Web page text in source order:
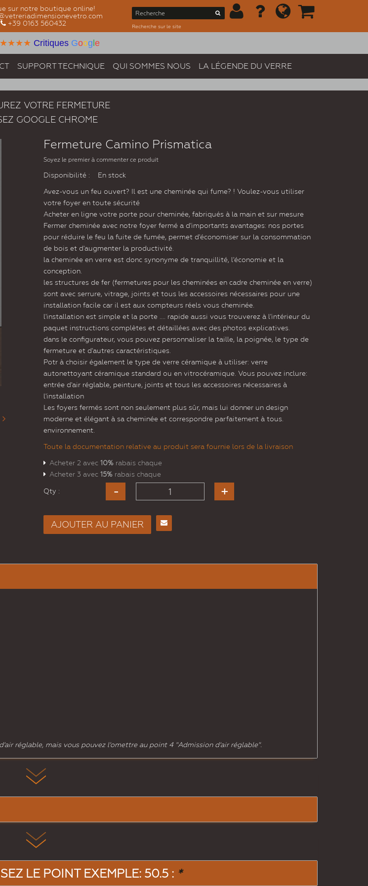
sur notre boutique online!
+39 0163 560432
Recherche sur le site
Critiques Goog e
SUPPORT TECHNIQUE QUI SOMMES NOUS LA LÉGENDE DU VERRE
VOTRE FERMETURE
GOOGLE CHROME
Fermeture Camino Prismatica
Soyez le premier à commenter ce produit
Disponibilité : En stock
Avez-vous un feu ouvert? Il est une cheminée qui fume? ! Voulez-vous utiliser
votre foyer en toute sécurité
Acheter en ligne votre porte pour cheminée, fabriqués à la main et sur mesure
Fermer cheminée avec notre foyer fermé a d'importants avantages: nos portes
pour réduire le feu la fuite de fumée, permet d'économiser sur la consommation
de bois et d'augmenter la productivité.
la cheminée en verre est donc synonyme de tranquillité, l'économie et la
conception.
les structures de fer (fermetures pour les cheminées en cadre cheminée en verre)
sont avec serrure, vitrage, joints et tous les accessoires nécessaires pour une
installation facile car il est aux compteurs réels vous cheminée.
l'installation est simple et la porte .... rapide aussi vous trouverez à l'intérieur du
paquet instructions complètes et détaillées avec des photos explicatives.
dans le configurateur, vous pouvez personnaliser la taille, la poignée, le type de
fermeture et d'autres caractéristiques.
Potr à choisir également le type de verre céramique à utiliser: verre
autonettoyant céramique standard ou en vitrocéramique. Vous pouvez inclure:
entrée d'air réglable, peinture, joints et tous les accessoires nécessaires à
l'installation
Les foyers fermés sont non seulement plus sûr, mais lui donner un design
moderne et élégant à sa cheminée et correspondre parfaitement à tous.
environnement.
Toute la documentation relative au produit sera fournie lors de la livraison
Acheter 2 avec 10% rabais chaque
Acheter 3 avec 15% rabais chaque
Qty :
AJOUTER AU PANIER
réglable, mais vous pouvez l'omettre au point 4 "Admission d'air réglable".
LE POINT EXEMPLE: 50.5 : *